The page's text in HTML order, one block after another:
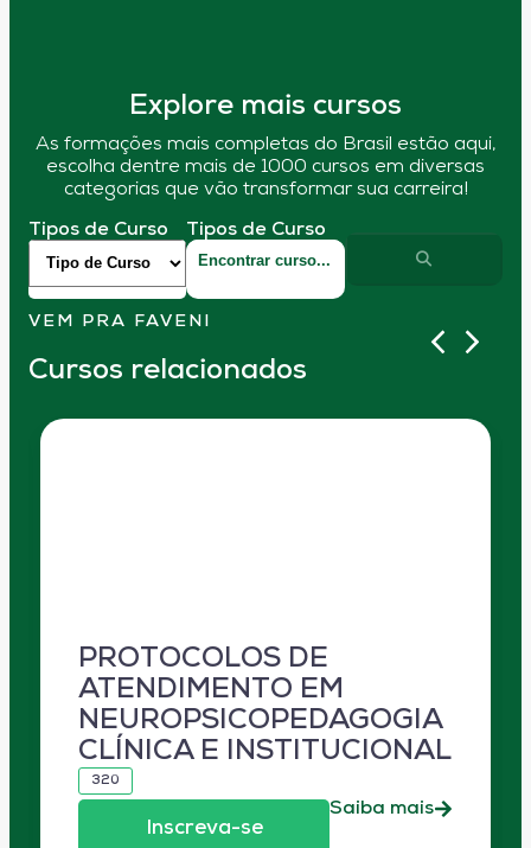
Explore mais cursos
As formações mais completas do Brasil estão aqui,
escolha dentre mais de 1000 cursos em diversas
categorias que vão transformar sua carreira!
Tipos de Curso Tipos de Curso
VEM PRA FAVENI
Cursos relacionados
PROTOCOLOS DE
ATENDIMENTO EM
NEUROPSICOPEDAGOGIA
CLÍNICA E INSTITUCIONAL
320
Inscreva-se
Saiba mais